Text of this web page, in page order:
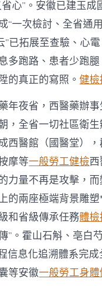
心”。安徽已建玉成
“一次檢討、全省通
”已拓展至查驗、心
多跑路、患者少跑
的真正的寫照。健
年夜省，西醫藥辦
，全省一切社區衛
西醫館（國醫堂）
摩等一般勞工健檢
力量不再是攻擊，
的兩座極端背景雕
和省級傳承任務體
”。霍山石斛、亳白
信息化追溯體系完
等安徽一般勞工身